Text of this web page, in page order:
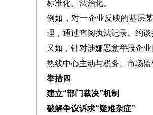
标准化、法治化。
例如，对一企业反映的基层
理，通过查阅执法记录、约
又如，针对涉嫌恶意举报企
热线中心主动与税务、市场
举措四
建立“部门裁决”机制
破解争议诉求“疑难杂症”